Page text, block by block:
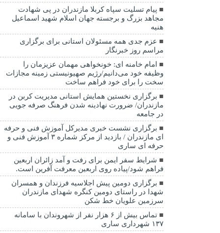
پیام تسلیت سپاه کربلا مازندران در پی شهادت
مجاهد بزرگ و برجسته جهان اسلام شهید اسماعیل
هنیه
عزم جدی همه مسئولان استانی برای برگزاری
مراسم روز خبرنگار
امام خامنه ای: خونخواهی مهمان عزیزمان را
وظیفه خود می‌دانیم/رژیم صهیونیستی زمینه مجازات
سخت را برای خود فراهم ساخت
برگزاری نخستین همایش استانی مدیریت کربن در
مازندران/ ضرورت نهادینه شدن فرهنگ صرفه جویی
در جامعه
برگزاری نشست خبری مدیرکل آموزش فنی و حرفه
ای مازندران / بازدید از مرکز شماره ۳ آموزش فنی و
حرفه ای ساری
شرایط سفر ایمن برای رفت و آمد زائران اربعین
فراهم شود/پیاده روی اربعین معرفت آفرین است.
برگزاری دومین پیش اجلاسیه فرزندان و همسران
شهدا در راستای دومین کنگره شهدای مازندران
سرزمین علویان خط شکن
تماس بیش از ۶ هزار نفر از شهروندان با سامانه
۱۳۷ شهرداری ساری